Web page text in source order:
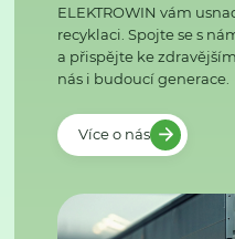
ELEKTROWIN vám
recyklaci. Spojte se s
a přispějte ke
nás i budoucí generace.
Více o nás